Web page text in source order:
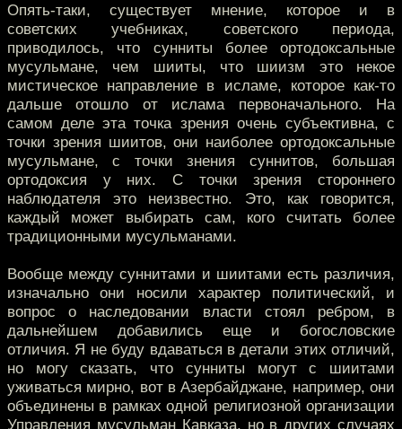
Опять-таки, существует мнение, которое и в
советских учебниках, советского периода,
приводилось, что сунниты более ортодоксальные
мусульмане, чем шииты, что шиизм это некое
мистическое направление в исламе, которое как-то
дальше отошло от ислама первоначального. На
самом деле эта точка зрения очень субъективна, с
точки зрения шиитов, они наиболее ортодоксальные
мусульмане, с точки знения суннитов, большая
ортодоксия у них. С точки зрения стороннего
наблюдателя это неизвестно. Это, как говорится,
каждый может выбирать сам, кого считать более
традиционными мусульманами.
Вообще между суннитами и шиитами есть различия,
изначально они носили характер политический, и
вопрос о наследовании власти стоял ребром, в
дальнейшем добавились еще и богословские
отличия. Я не буду вдаваться в детали этих отличий,
но могу сказать, что сунниты могут с шиитами
уживаться мирно, вот в Азербайджане, например, они
объединены в рамках одной религиозной организации
Управления мусульман Кавказа, но в других случаях